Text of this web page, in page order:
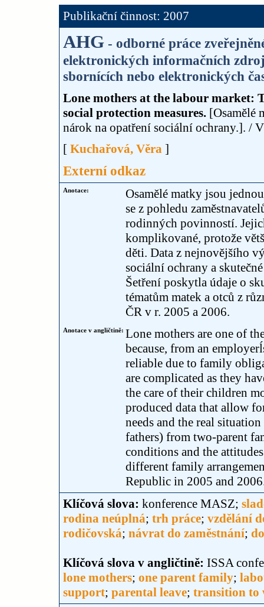
Publikační činnost: 2007
AHG - odborné práce
elektronických informačních
sbornících nebo elektronických
Lone mothers at the labour market:
social protection measures. [Osamělé
nárok na opatření sociální ochrany.]. /
[ Kuchařová, Věra ]
Externí odkaz
Anotace:
Osamělé matky jsou
se z pohledu
rodinných povinností.
komplikované, protože
děti. Data z nejnovějšího
sociální ochrany a
Šetření poskytla údaje o
tématům matek a otců z
ČR v r. 2005 a 2006.
Anotace v angličtině: Lone mothers are one of
because, from an
reliable due to family
are complicated as they
the care of their children
produced data that allow
needs and the real
fathers) from two-parent
conditions and the
different family
Republic in 2005 and
Klíčová slova: konference MASZ;
rodina neúplná; trh práce; vzdělání
rodičovská; návrat do zaměstnání;
Klíčová slova v angličtině: ISSA
lone mothers; one parent family;
support; parental leave; transition to